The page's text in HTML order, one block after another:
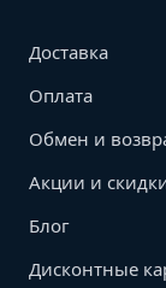
Доставка
Оплата
Обмен и
Акции и
Блог
Дисконтные